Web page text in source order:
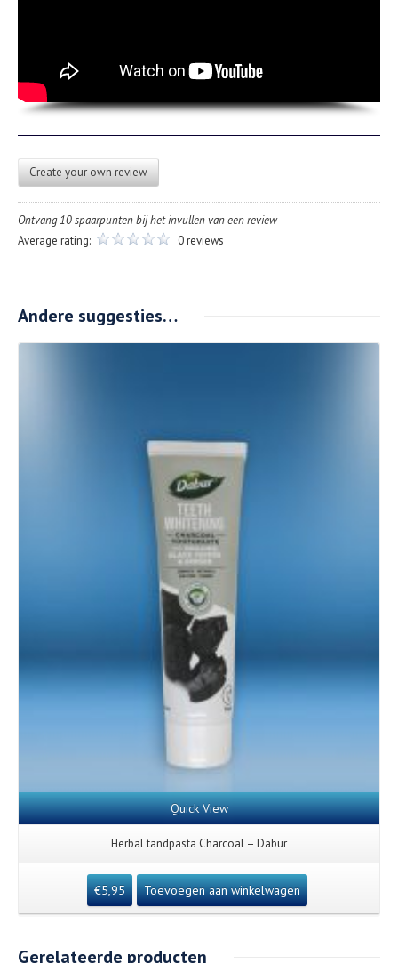
Create your own review
Ontvang 10 spaarpunten bij het invullen van een review
Average rating:
0 reviews
Andere suggesties…
Quick View
Herbal tandpasta Charcoal – Dabur
€5,95 Toevoegen aan winkelwagen
Gerelateerde producten